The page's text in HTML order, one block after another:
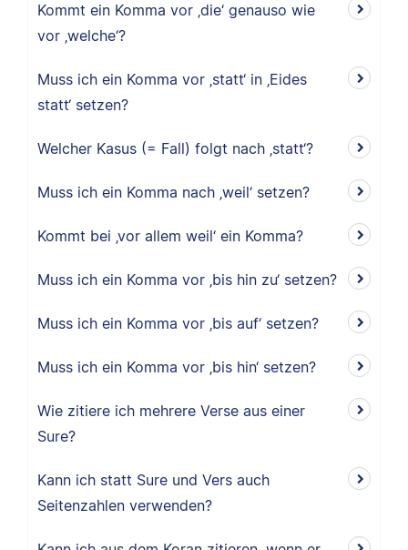
Kommt ein Komma vor ‚die‘ genauso wie
vor ‚welche‘?
Muss ich ein Komma vor ‚statt‘ in ‚Eides
statt‘ setzen?
Welcher Kasus (= Fall) folgt nach ‚statt‘?
Muss ich ein Komma nach ‚weil‘ setzen?
Kommt bei ‚vor allem weil‘ ein Komma?
Muss ich ein Komma vor ‚bis hin zu‘ setzen?
Muss ich ein Komma vor ‚bis auf‘ setzen?
Muss ich ein Komma vor ‚bis hin‘ setzen?
Wie zitiere ich mehrere Verse aus einer
Sure?
Kann ich statt Sure und Vers auch
Seitenzahlen verwenden?